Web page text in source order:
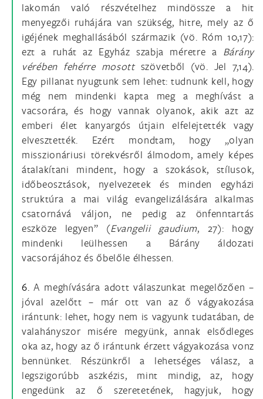
lakomán való részvételhez mindössze a hit
menyegzői ruhájára van szükség, hitre, mely az ő
igéjének meghallásából származik (vö. Róm 10,17):
ezt a ruhát az Egyház szabja méretre a Bárány
vérében fehérre mosott szövetből (vö. Jel 7,14).
Egy pillanat nyugtunk sem lehet: tudnunk kell, hogy
még nem mindenki kapta meg a meghívást a
vacsorára, és hogy vannak olyanok, akik azt az
emberi élet kanyargós útjain elfelejtették vagy
elvesztették. Ezért mondtam, hogy „olyan
misszionáriusi törekvésről álmodom, amely képes
átalakítani mindent, hogy a szokások, stílusok,
időbeosztások, nyelvezetek és minden egyházi
struktúra a mai világ evangelizálására alkalmas
csatornává váljon, ne pedig az önfenntartás
eszköze legyen” (Evangelii gaudium, 27): hogy
mindenki leülhessen a Bárány áldozati
vacsorájához és őbelőle élhessen.
6. A meghívására adott válaszunkat megelőzően –
jóval azelőtt – már ott van az ő vágyakozása
irántunk: lehet, hogy nem is vagyunk tudatában, de
valahányszor misére megyünk, annak elsődleges
oka az, hogy az ő irántunk érzett vágyakozása vonz
bennünket. Részünkről a lehetséges válasz, a
legszigorúbb aszkézis, mint mindig, az, hogy
engedünk az ő szeretetének, hagyjuk, hogy